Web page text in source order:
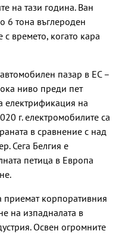
на тази година. Ван
6 тона въглероден
времето, когато кара
пазар в ЕС –
ниво преди пет
електрификация на
г. електромобилите са
в сравнение с над
Сега Белгия е
петица в Европа
приемат корпоративния
на изпадналата в
Освен огромните